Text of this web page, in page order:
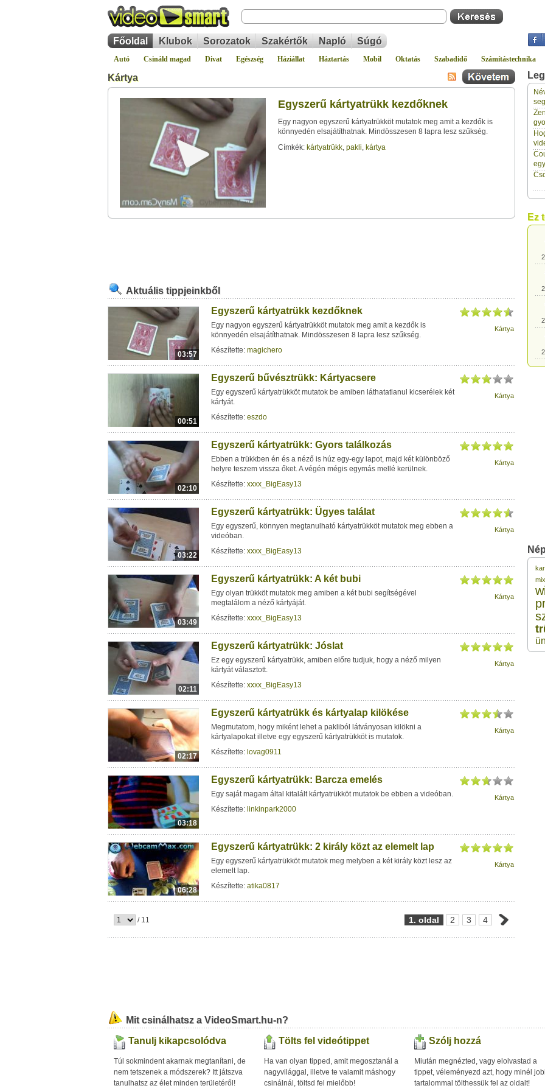
Főoldal Klubok Sorozatok Szakértők Napló Súgó
Autó Csináld magad Divat Egészség Háziállat Háztartás Mobil Oktatás Szabadidő Számítástechnika
Kártya
Egyszerű kártyatrükk kezdőknek
Egy nagyon egyszerű kártyatrükköt mutatok meg amit a kezdők is
könnyedén elsajátíthatnak. Mindösszesen 8 lapra lesz szűkség.
Címkék: kártyatrükk, pakli, kártya
Aktuális tippjeinkből
03:57
Egyszerű kártyatrükk kezdőknek
Egy nagyon egyszerű kártyatrükköt mutatok meg amit a kezdők is
könnyedén elsajátíthatnak. Mindösszesen 8 lapra lesz szűkség.
Készítette: magichero
Kártya
00:51
Egyszerű bűvésztrükk: Kártyacsere
Egy egyszerű kártyatrükköt mutatok be amiben láthatatlanul kicserélek két
kártyát.
Készítette: eszdo
Kártya
02:10
Egyszerű kártyatrükk: Gyors találkozás
Ebben a trükkben én és a néző is húz egy-egy lapot, majd két különböző
helyre teszem vissza őket. A végén mégis egymás mellé kerülnek.
Készítette: xxxx_BigEasy13
Kártya
03:22
Egyszerű kártyatrükk: Ügyes találat
Egy egyszerű, könnyen megtanulható kártyatrükköt mutatok meg ebben a
videóban.
Készítette: xxxx_BigEasy13
Kártya
03:49
Egyszerű kártyatrükk: A két bubi
Egy olyan trükköt mutatok meg amiben a két bubi segítségével
megtalálom a néző kártyáját.
Készítette: xxxx_BigEasy13
Kártya
02:11
Egyszerű kártyatrükk: Jóslat
Ez egy egyszerű kártyatrükk, amiben előre tudjuk, hogy a néző milyen
kártyát választott.
Készítette: xxxx_BigEasy13
Kártya
02:17
Egyszerű kártyatrükk és kártyalap kilökése
Megmutatom, hogy miként lehet a pakliból látványosan kilökni a
kártyalapokat illetve egy egyszerű kártyatrükköt is mutatok.
Készítette: lovag0911
Kártya
03:18
Egyszerű kártyatrükk: Barcza emelés
Egy saját magam által kitalált kártyatrükköt mutatok be ebben a videóban.
Készítette: linkinpark2000
Kártya
06:28
Egyszerű kártyatrükk: 2 király közt az elemelt lap
Egy egyszerű kártyatrükköt mutatok meg melyben a két király közt lesz az
elemelt lap.
Készítette: atika0817
Kártya
/ 11 1. oldal 2 3 4
Ez
Mit csinálhatsz a VideoSmart.hu-n?
Tanulj kikapcsolódva
Túl sokmindent akarnak megtanítani, de
nem tetszenek a módszerek? Itt játszva
tanulhatsz az élet minden területéről!
Tölts fel videótippet
Ha van olyan tipped, amit megosztanál a
nagyvilággal, illetve te valamit máshogy
csinálnál, töltsd fel mielőbb!
Szólj hozzá
Miután megnézted, vagy elolvastad a
tippet, véleményezd azt, hogy minél
tartalommal tölthessük fel az oldalt!